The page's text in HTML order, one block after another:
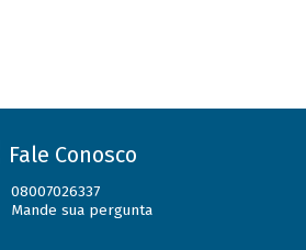
Fale Conosco
08007026337
Mande sua pergunta